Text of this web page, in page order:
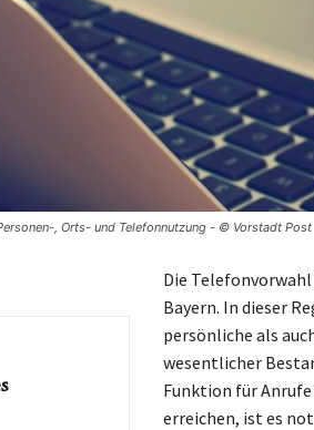
, Orts- und Telefonnutzung - © Vorstadt Post
Die
Bayern. In dieser
persönliche als
wesentlicher
Funktion für
erreichen, ist es